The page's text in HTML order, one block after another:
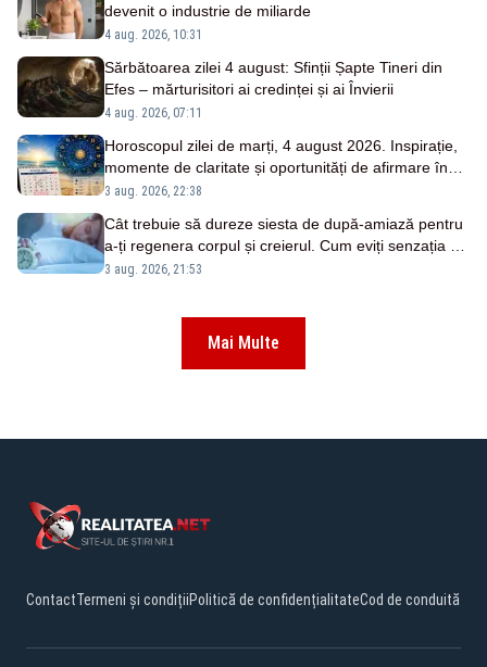
devenit o industrie de miliarde
4 aug. 2026, 10:31
Sărbătoarea zilei 4 august: Sfinții Șapte Tineri din
Efes – mărturisitori ai credinței și ai Învierii
4 aug. 2026, 07:11
Horoscopul zilei de marți, 4 august 2026. Inspirație,
momente de claritate și oportunități de afirmare în
carieră
3 aug. 2026, 22:38
Cât trebuie să dureze siesta de după-amiază pentru
a-ți regenera corpul și creierul. Cum eviți senzația de
oboseală
3 aug. 2026, 21:53
Mai Multe
ContactTermeni și condițiiPolitică de confidențialitateCod de conduită